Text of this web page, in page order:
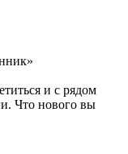
и с рядом
Что нового вы